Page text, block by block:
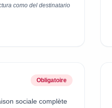
como del destinatario
Obligatoire
sociale complète